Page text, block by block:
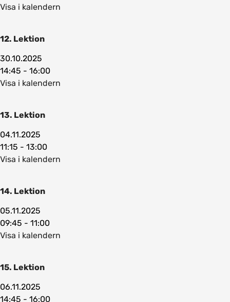
Visa i kalendern
12. Lektion
30.10.2025
14:45 - 16:00
Visa i kalendern
13. Lektion
04.11.2025
11:15 - 13:00
Visa i kalendern
14. Lektion
05.11.2025
09:45 - 11:00
Visa i kalendern
15. Lektion
06.11.2025
14:45 - 16:00